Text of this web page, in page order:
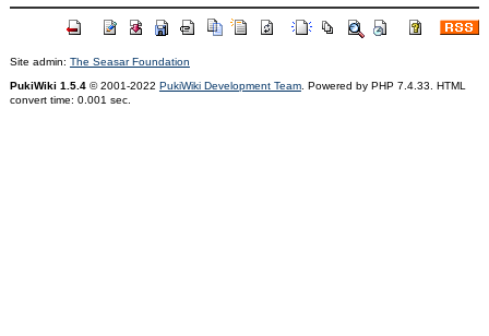
Site admin: The Seasar Foundation
PukiWiki 1.5.4© 2001-2022 PukiWiki Development Team. Powered by PHP 7.4.33. HTML
convert time: 0.001 sec.